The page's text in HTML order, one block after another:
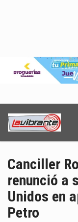
Canciller
renunció a
Unidos en
Petro